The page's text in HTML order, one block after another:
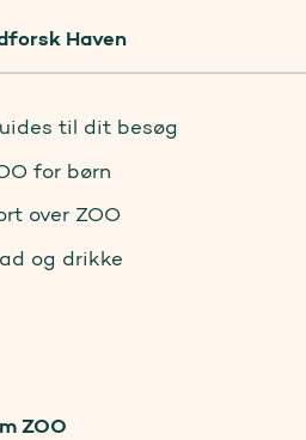
Haven
til dit besøg
for børn
over ZOO
og drikke
ZOO